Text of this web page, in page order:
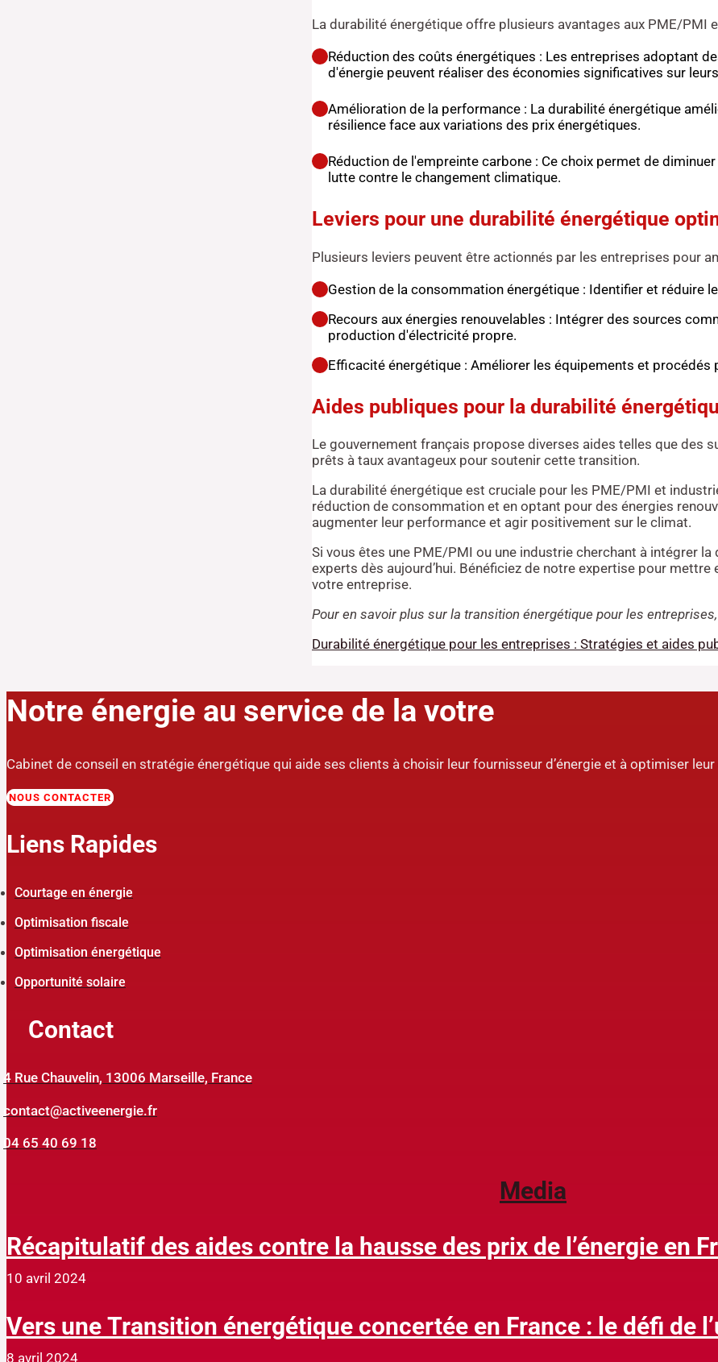
La durabilité énergétique offre plusieurs avantages aux PME/PMI
Réduction des coûts énergétiques : Les entreprises adoptant
d'énergie peuvent réaliser des économies significatives sur
Amélioration de la performance : La durabilité énergétique
résilience face aux variations des prix énergétiques.
Réduction de l'empreinte carbone : Ce choix permet de
lutte contre le changement climatique.
Leviers pour une durabilité énergétique
Plusieurs leviers peuvent être actionnés par les entreprises pour
Gestion de la consommation énergétique : Identifier et réduire
Recours aux énergies renouvelables : Intégrer des sources
production d'électricité propre.
Efficacité énergétique : Améliorer les équipements et
Aides publiques pour la durabilité
Le gouvernement français propose diverses aides telles que des
prêts à taux avantageux pour soutenir cette transition.
La durabilité énergétique est cruciale pour les PME/PMI et
réduction de consommation et en optant pour des énergies
augmenter leur performance et agir positivement sur le climat.
Si vous êtes une PME/PMI ou une industrie cherchant à intégrer
experts dès aujourd’hui. Bénéficiez de notre expertise pour
votre entreprise.
Pour en savoir plus sur la transition énergétique pour les
Durabilité énergétique pour les entreprises : Stratégies et aides
Notre énergie au service de la votre
Cabinet de conseil en stratégie énergétique qui aide ses clients à choisir leur fournisseur d’énergie et à optimiser
NOUS CONTACTER
Liens Rapides
Courtage en énergie
Optimisation fiscale
Optimisation énergétique
Opportunité solaire
Contact
4 Rue Chauvelin, 13006 Marseille, France
contact@activeenergie.fr
04 65 40 69 18
Media
Récapitulatif des aides contre la hausse des prix de l’énergie en
consommation énergétique
10 avril 2024
Vers une Transition énergétique concertée en France : le défi de
8 avril 2024